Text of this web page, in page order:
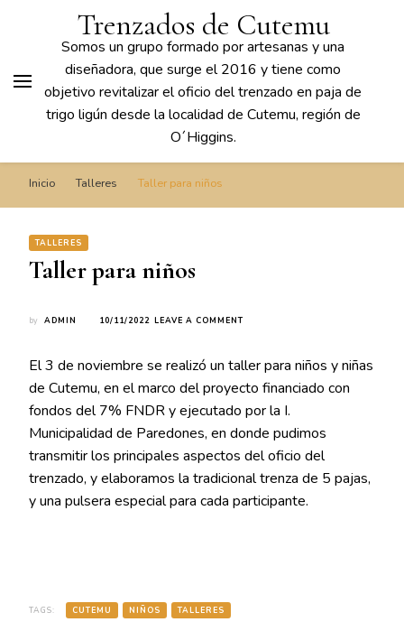
Trenzados de Cutemu
Somos un grupo formado por artesanas y una
diseñadora, que surge el 2016 y tiene como
objetivo revitalizar el oficio del trenzado en paja de
trigo ligún desde la localidad de Cutemu, región de
O´Higgins.
Inicio Talleres Taller para niños
TALLERES
Taller para niños
by ADMIN 10/11/2022 LEAVE A COMMENT
NIÑOS
El 3 de noviembre se realizó un taller para niños y niñas
de Cutemu, en el marco del proyecto financiado con
fondos del 7% FNDR y ejecutado por la I.
Municipalidad de Paredones, en donde pudimos
transmitir los principales aspectos del oficio del
trenzado, y elaboramos la tradicional trenza de 5 pajas,
y una pulsera especial para cada participante.
TAGS: CUTEMU NIÑOS TALLERES